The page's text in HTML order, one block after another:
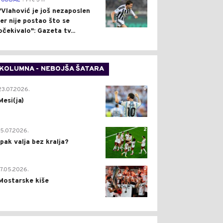
je još nezaposlen
nije postao što se
Gazeta tv...
KOLUMNA - NEBOJŠA ŠATARA
0
2
valja bez kralja?
0
kiše